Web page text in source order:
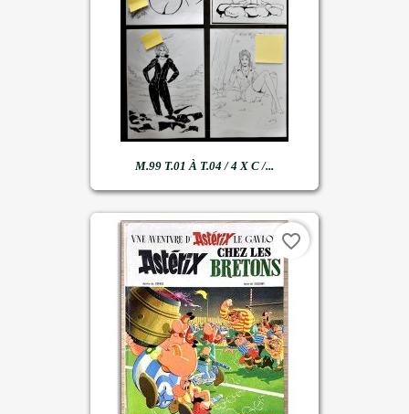
M.99 T.01 À T.04 / 4 X C /...
favorite_border